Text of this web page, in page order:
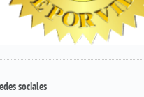
sociales